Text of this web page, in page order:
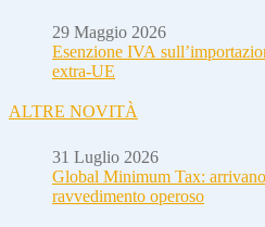
29 Maggio 2026
Esenzione IVA
extra-UE
ALTRE NOVITÀ
31 Luglio 2026
Global Minimum Tax:
ravvedimento operoso